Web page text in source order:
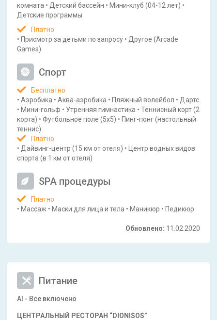
комната • Детский бассейн • Мини-клуб (04-12 лет) •
Детские программы
Платно
• Присмотр за детьми по запросу • Другое (Arcade
Games)
Спорт
Бесплатно
• Аэробика • Аква-аэробика • Пляжный волейбол • Дартс
• Мини-гольф • Утренняя гимнастика • Теннисный корт(2
корта) • Футбольное поле (5x5) • Пинг-понг(настольный
теннис)
Платно
• Дайвинг-центр (15 км от отеля) • Центр водных видов
спорта (в 1 км от отеля)
SPA процедуры
Платно
• Массаж • Маски для лица и тела • Маникюр • Педикюр
Обновлено: 11.02.2020
Питание
AI - Все включено
ЦЕНТРАЛЬНЫЙ РЕСТОРАН “DIONISOS”